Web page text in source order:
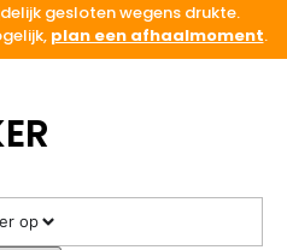
gesloten wegens drukte.
plan een afhaalmoment.
op